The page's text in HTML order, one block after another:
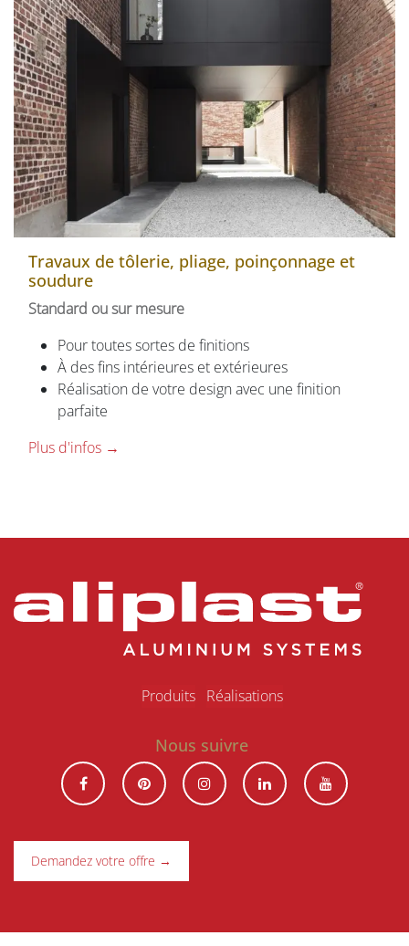
Travaux de tôlerie, pliage, poinçonnage et
soudure
Standard ou sur mesure
Pour toutes sortes de finitions
À des fins intérieures et extérieures
Réalisation de votre design avec une finition
parfaite​
Plus d'infos →
Produits R​éalisations
Nous suivre
Demandez votre offre →